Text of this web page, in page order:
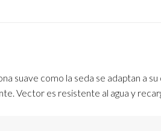
suave como la seda se adaptan
Vector es resistente al agua y